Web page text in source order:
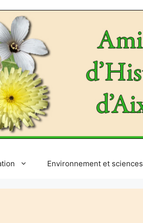
Environnement et sciences